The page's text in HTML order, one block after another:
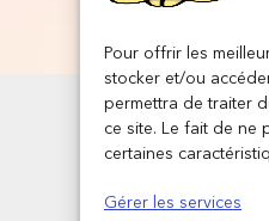
Pour offrir les
stocker et/ou
permettra de traiter
ce site. Le fait de ne
certaines
Gérer les services